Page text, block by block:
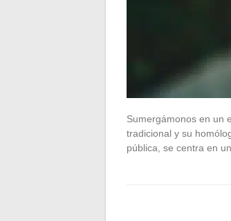
Sumergámonos en un
tradicional y su
pública, se centra en